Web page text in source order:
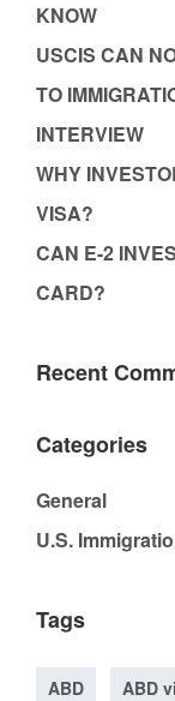
KNOW
USCIS CAN
TO
INTERVIEW
WHY
VISA?
CAN E-2
CARD?
Recent
Categories
General
U.S.
Tags
ABD ABD